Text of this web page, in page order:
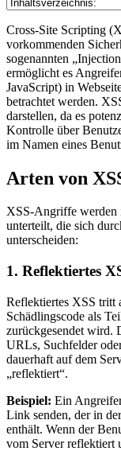
Cross-Site Scripting
vorkommenden
sogenannten
ermöglicht es
JavaScript) in
betrachtet werden.
darstellen, da es
Kontrolle über
im Namen eines
Arten von
XSS-Angriffe werden
unterteilt, die sich
unterscheiden:
1. Reflektiertes
Reflektiertes XSS tritt
Schädlingscode als
zurückgesendet wird.
URLs, Suchfelder
dauerhaft auf dem
„reflektiert“.
Beispiel: Ein
Link senden, der in
enthält. Wenn der
vom Server reflektiert